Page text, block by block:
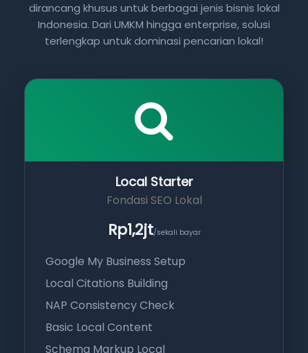
dirancang khusus untuk berbagai jenis bisnis lokal
Indonesia. Dari UMKM hingga enterprise, solusi
terlengkap untuk dominasi pencarian lokal!
Local Starter
Fondasi SEO Lokal
Rp1,2jt/sekali bayar
Google My Business Setup
Local Citations Building
NAP Consistency Check
Basic Local Content
Schema Markup Local